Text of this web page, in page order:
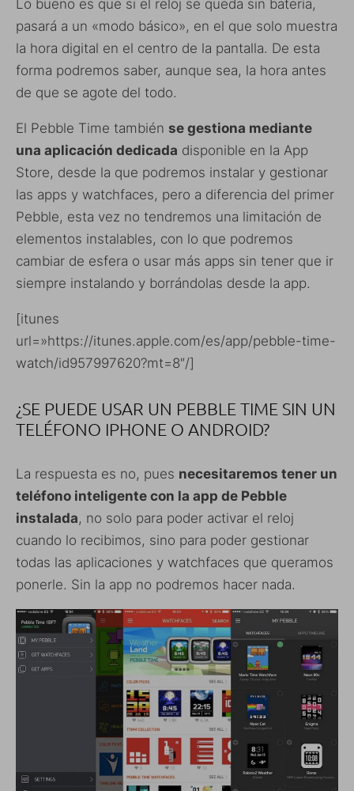
Lo bueno es que si el reloj se queda sin batería,
pasará a un «modo básico», en el que solo muestra
la hora digital en el centro de la pantalla. De esta
forma podremos saber, aunque sea, la hora antes
de que se agote del todo.
El Pebble Time también se gestiona mediante
una aplicación dedicada disponible en la App
Store, desde la que podremos instalar y gestionar
las apps y watchfaces, pero a diferencia del primer
Pebble, esta vez no tendremos una limitación de
elementos instalables, con lo que podremos
cambiar de esfera o usar más apps sin tener que ir
siempre instalando y borrándolas desde la app.
[itunes
url=»https://itunes.apple.com/es/app/pebble-time-
watch/id957997620?mt=8″/]
¿SE PUEDE USAR UN PEBBLE TIME SIN UN
TELÉFONO IPHONE O ANDROID?
La respuesta es no, pues necesitaremos tener un
teléfono inteligente con la app de Pebble
instalada, no solo para poder activar el reloj
cuando lo recibimos, sino para poder gestionar
todas las aplicaciones y watchfaces que queramos
ponerle. Sin la app no podremos hacer nada.